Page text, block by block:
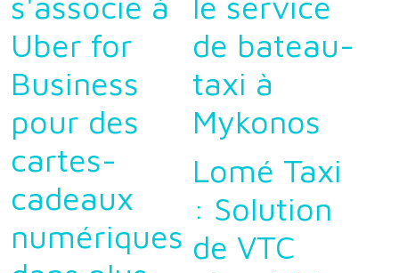
Uber for
Business
pour des
cartes-
cadeaux
numériques
de bateau-
taxi à
Mykonos
Lomé Taxi
: Solution
de VTC